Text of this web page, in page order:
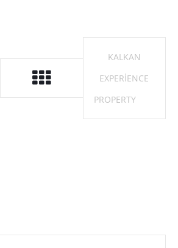
KALKAN
EXPERIENCE
PROPERTY